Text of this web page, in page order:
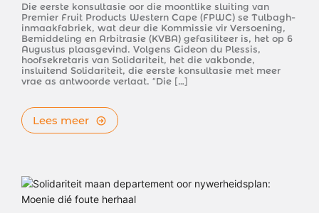
Die eerste konsultasie oor die moontlike sluiting van
Premier Fruit Products Western Cape (FPWC) se Tulbagh-
inmaakfabriek, wat deur die Kommissie vir Versoening,
Bemiddeling en Arbitrasie (KVBA) gefasiliteer is, het op 6
Augustus plaasgevind. Volgens Gideon du Plessis,
hoofsekretaris van Solidariteit, het die vakbonde,
insluitend Solidariteit, die eerste konsultasie met meer
vrae as antwoorde verlaat. “Die […]
Lees meer